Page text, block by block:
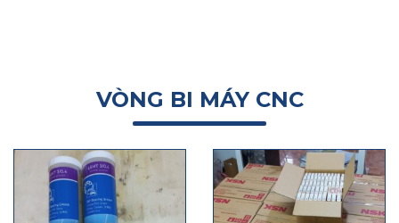
VÒNG BI MÁY CNC